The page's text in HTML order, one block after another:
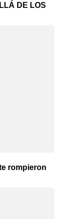
DE LOS
rompieron